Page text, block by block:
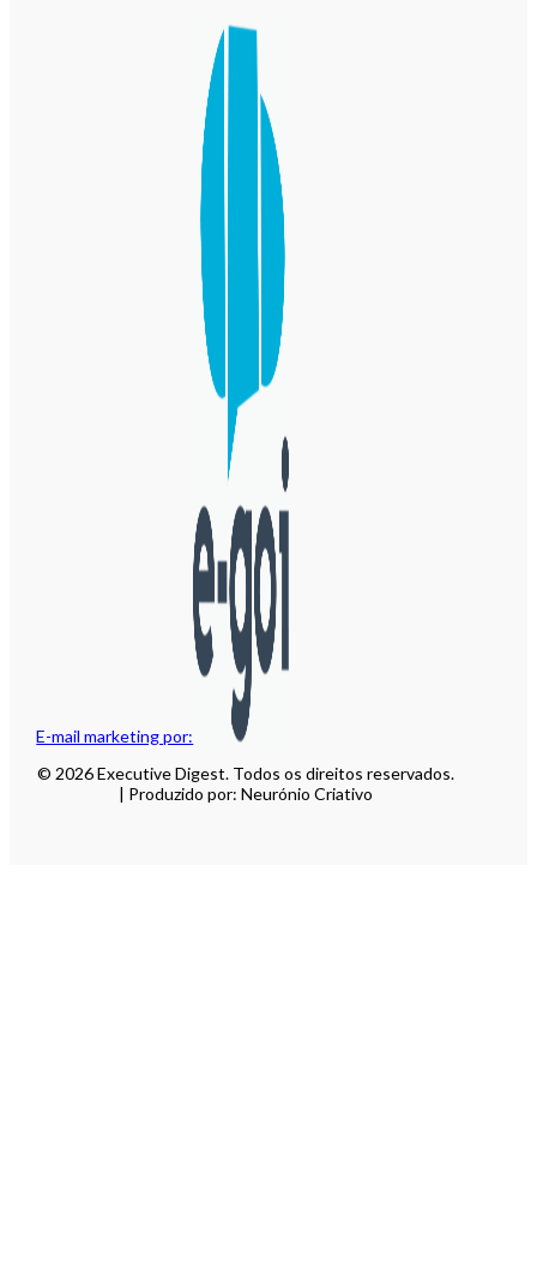
E-mail marketing por:
© 2026 Executive Digest. Todos os direitos reservados.
| Produzido por: Neurónio Criativo